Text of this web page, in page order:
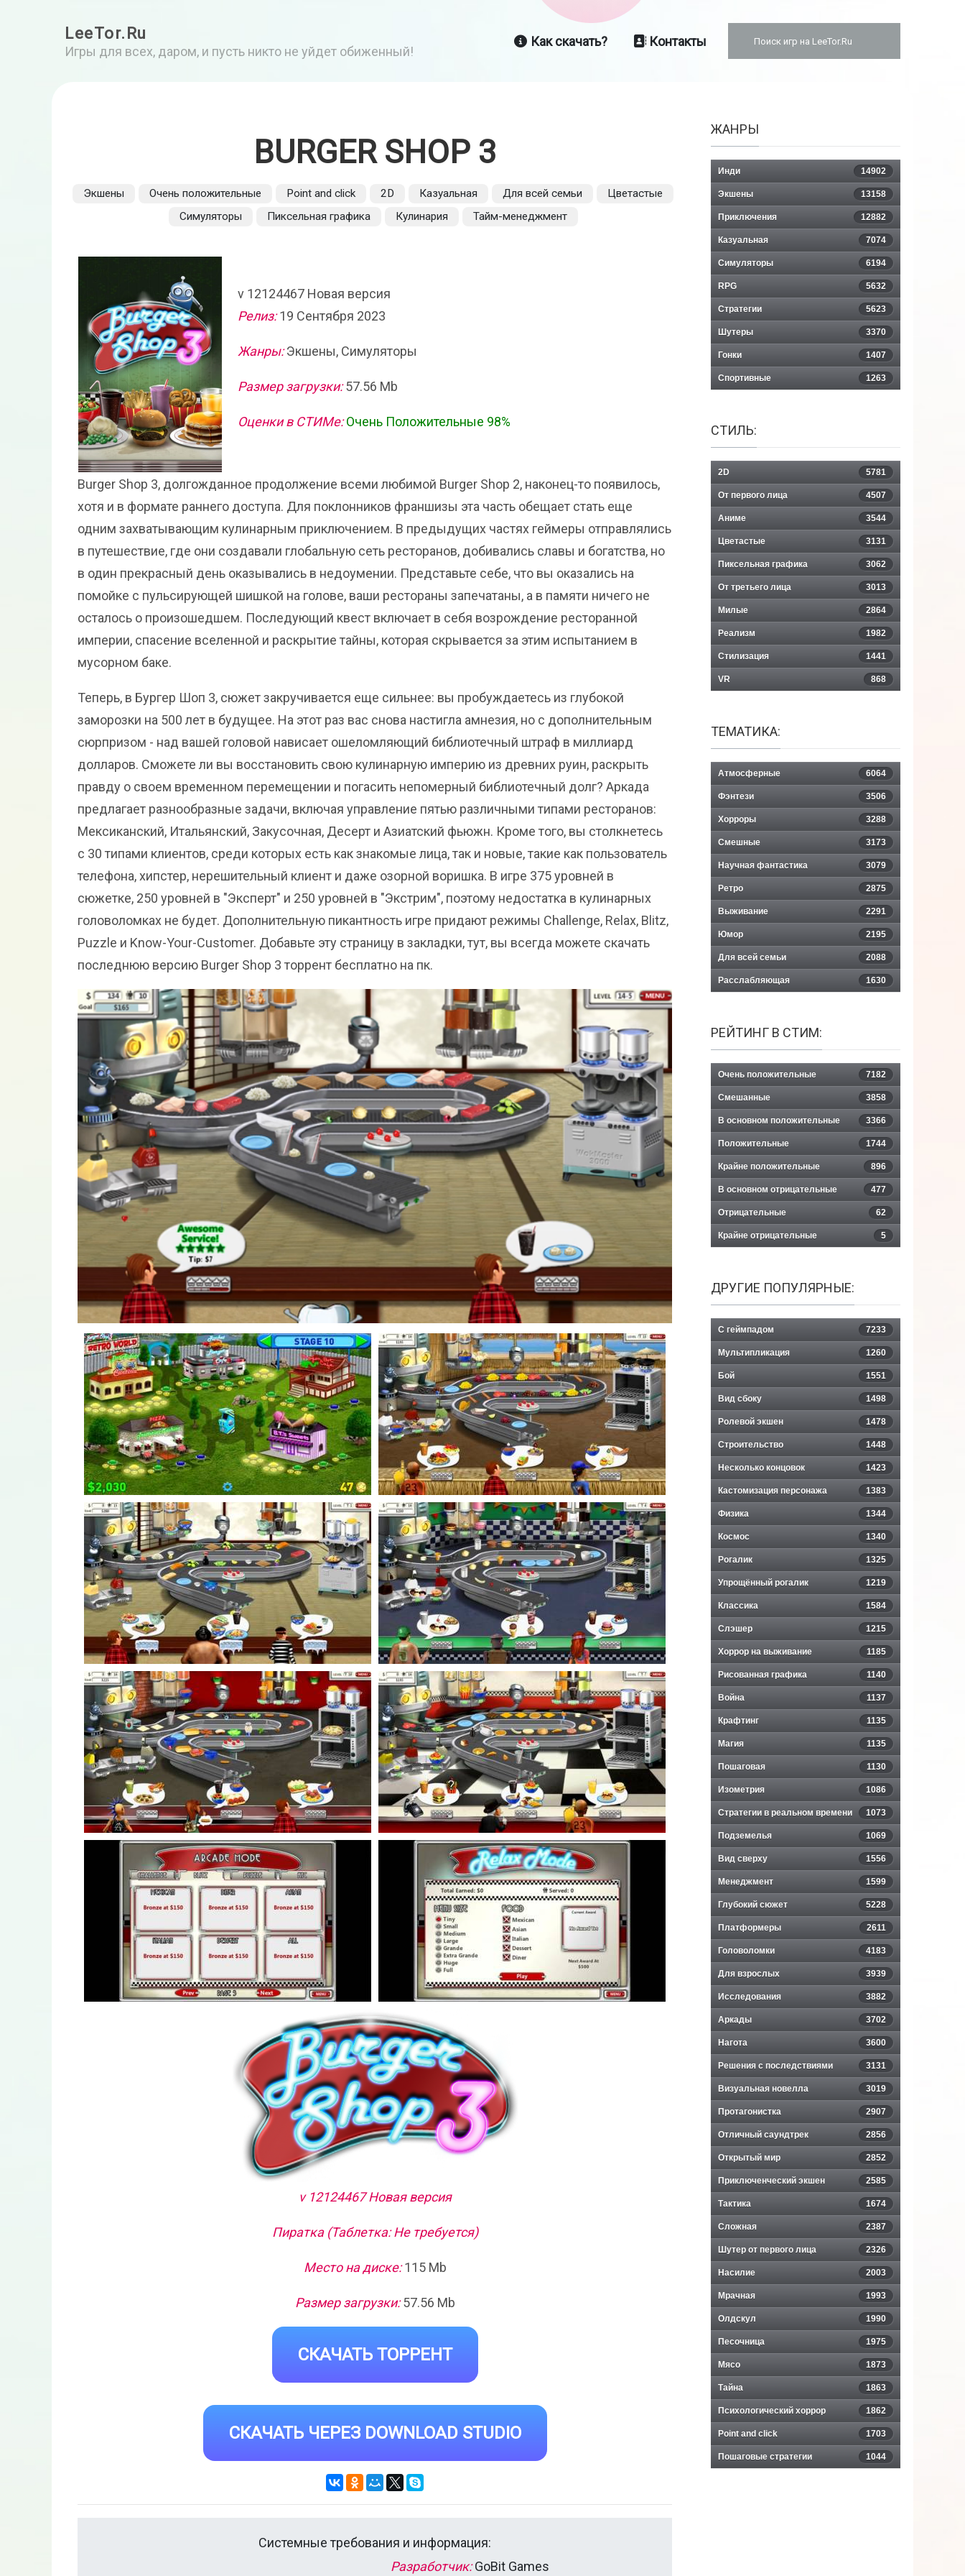
LeeTor.Ru
Игры для всех, даром, и пусть никто не уйдет обиженный!
Как скачать? Контакты
BURGER SHOP 3
Экшены Очень положительные Point and click 2D Казуальная Для всей семьи
Цветастые
Симуляторы
Пиксельная графика Кулинария Тайм-менеджмент
v 12124467 Новая версия
Релиз:19 Сентября 2023
Жанры:Экшены, Симуляторы
Размер загрузки:57.56 Mb
Оценки в СТИМе: Очень Положительные 98%
Burger Shop 3, долгожданное продолжение всеми любимой Burger Shop 2, наконец-то появилось,
хотя и в формате раннего доступа. Для поклонников франшизы эта часть обещает стать еще
одним захватывающим кулинарным приключением. В предыдущих частях геймеры отправлялись
в путешествие, где они создавали глобальную сеть ресторанов, добивались славы и богатства, но
в один прекрасный день оказывались в недоумении. Представьте себе, что вы оказались на
помойке с пульсирующей шишкой на голове, ваши рестораны запечатаны, а в памяти ничего не
осталось о произошедшем. Последующий квест включает в себя возрождение ресторанной
империи, спасение вселенной и раскрытие тайны, которая скрывается за этим испытанием в
мусорном баке.
Теперь, в Бургер Шоп 3, сюжет закручивается еще сильнее: вы пробуждаетесь из глубокой
заморозки на 500 лет в будущее. На этот раз вас снова настигла амнезия, но с дополнительным
сюрпризом - над вашей головой нависает ошеломляющий библиотечный штраф в миллиард
долларов. Сможете ли вы восстановить свою кулинарную империю из древних руин, раскрыть
правду о своем временном перемещении и погасить непомерный библиотечный долг? Аркада
предлагает разнообразные задачи, включая управление пятью различными типами ресторанов:
Мексиканский, Итальянский, Закусочная, Десерт и Азиатский фьюжн. Кроме того, вы столкнетесь
с 30 типами клиентов, среди которых есть как знакомые лица, так и новые, такие как пользователь
телефона, хипстер, нерешительный клиент и даже озорной воришка. В игре 375 уровней в
сюжетке, 250 уровней в "Эксперт" и 250 уровней в "Экстрим", поэтому недостатка в кулинарных
головоломках не будет. Дополнительную пикантность игре придают режимы Challenge, Relax, Blitz,
Puzzle и Know-Your-Customer. Добавьте эту страницу в закладки, тут, вы всегда можете скачать
последнюю версию Burger Shop 3 торрент бесплатно на пк.
v 12124467 Новая версия
Пиратка (Таблетка: Не требуется)
Место на диске:115 Mb
Размер загрузки:57.56 Mb
СКАЧАТЬ ТОРРЕНТ
СКАЧАТЬ ЧЕРЕЗ DOWNLOAD STUDIO
Системные требования и информация:
Разработчик:GoBit Games
ЖАНРЫ
Инди 14902
Экшены 13158
Приключения 12882
Казуальная 7074
Симуляторы 6194
RPG 5632
Стратегии 5623
Шутеры 3370
Гонки 1407
Спортивные 1263
СТИЛЬ:
2D 5781
От первого лица 4507
Аниме 3544
Цветастые 3131
Пиксельная графика 3062
От третьего лица 3013
Милые 2864
Реализм 1982
Стилизация 1441
VR 868
ТЕМАТИКА:
Атмосферные 6064
Фэнтези 3506
Хорроры 3288
Смешные 3173
Научная фантастика 3079
Ретро 2875
Выживание 2291
Юмор 2195
Для всей семьи 2088
Расслабляющая 1630
РЕЙТИНГ В СТИМ:
Очень положительные 7182
Смешанные 3858
В основном положительные 3366
Положительные 1744
Крайне положительные 896
В основном отрицательные 477
Отрицательные 62
Крайне отрицательные 5
ДРУГИЕ ПОПУЛЯРНЫЕ:
С геймпадом 7233
Мультипликация 1260
Бой 1551
Вид сбоку 1498
Ролевой экшен 1478
Строительство 1448
Несколько концовок 1423
Кастомизация персонажа 1383
Физика 1344
Космос 1340
Рогалик 1325
Упрощённый рогалик 1219
Классика 1584
Слэшер 1215
Хоррор на выживание 1185
Рисованная графика 1140
Война 1137
Крафтинг 1135
Магия 1135
Пошаговая 1130
Изометрия 1086
Стратегии в реальном времени 1073
Подземелья 1069
Вид сверху 1556
Менеджмент 1599
Глубокий сюжет 5228
Платформеры 2611
Головоломки 4183
Для взрослых 3939
Исследования 3882
Аркады 3702
Нагота 3600
Решения с последствиями 3131
Визуальная новелла 3019
Протагонистка 2907
Отличный саундтрек 2856
Открытый мир 2852
Приключенческий экшен 2585
Тактика 1674
Сложная 2387
Шутер от первого лица 2326
Насилие 2003
Мрачная 1993
Олдскул 1990
Песочница 1975
Мясо 1873
Тайна 1863
Психологический хоррор 1862
Point and click 1703
Пошаговые стратегии 1044